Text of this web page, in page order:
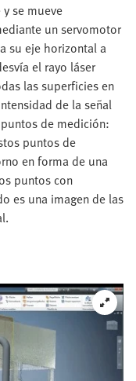
se mueve
un servomotor
su eje horizontal a
el rayo láser
las superficies en
de la señal
de medición:
puntos de
en forma de una
puntos con
es una imagen de las